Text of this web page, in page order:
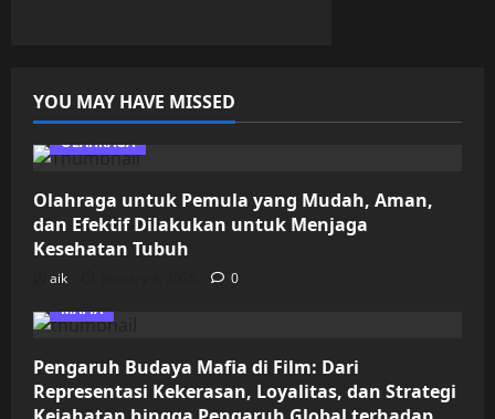
YOU MAY HAVE MISSED
OLAHRAGA
Olahraga untuk Pemula yang Mudah, Aman,
dan Efektif Dilakukan untuk Menjaga
Kesehatan Tubuh
aik
0
MAFIA
Pengaruh Budaya Mafia di Film: Dari
Representasi Kekerasan, Loyalitas, dan Strategi